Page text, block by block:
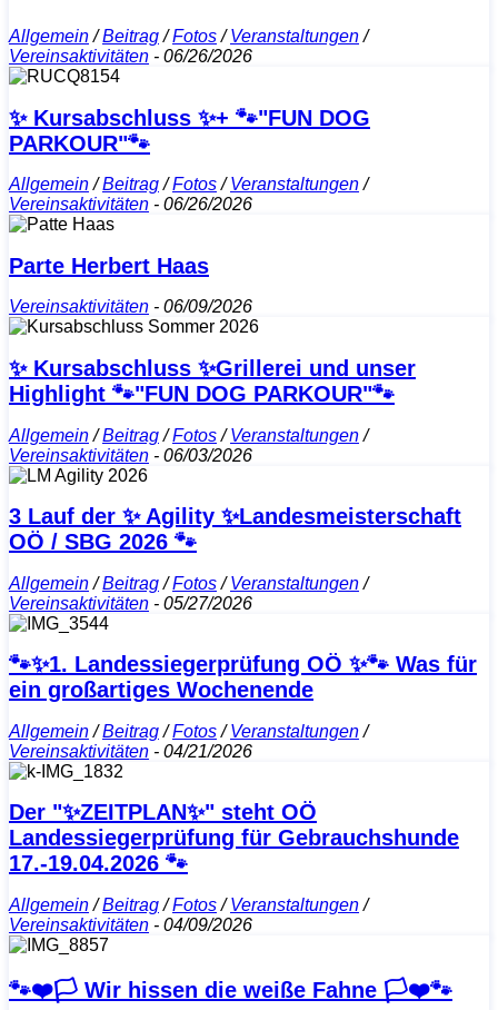
Allgemein/Beitrag/Fotos/Veranstaltungen/
Vereinsaktivitäten - 06/26/2026
✨ Kursabschluss ✨+ 🐾"FUN DOG
PARKOUR"🐾
Allgemein/Beitrag/Fotos/Veranstaltungen/
Vereinsaktivitäten - 06/26/2026
Parte Herbert Haas
Vereinsaktivitäten - 06/09/2026
✨ Kursabschluss ✨Grillerei und unser
Highlight 🐾"FUN DOG PARKOUR"🐾
Allgemein/Beitrag/Fotos/Veranstaltungen/
Vereinsaktivitäten - 06/03/2026
3 Lauf der ✨ Agility ✨Landesmeisterschaft
OÖ / SBG 2026 🐾
Allgemein/Beitrag/Fotos/Veranstaltungen/
Vereinsaktivitäten - 05/27/2026
🐾✨1. Landessiegerprüfung OÖ ✨🐾 Was für
ein großartiges Wochenende
Allgemein/Beitrag/Fotos/Veranstaltungen/
Vereinsaktivitäten - 04/21/2026
Der "✨ZEITPLAN✨" steht OÖ
Landessiegerprüfung für Gebrauchshunde
17.-19.04.2026 🐾
Allgemein/Beitrag/Fotos/Veranstaltungen/
Vereinsaktivitäten - 04/09/2026
🐾❤️🏳️ Wir hissen die weiße Fahne 🏳️❤️🐾